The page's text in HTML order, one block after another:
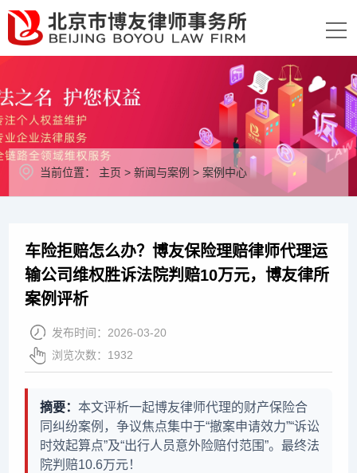
当前位置： 主页 >新闻与案例 >案例中心
车险拒赔怎么办？博友保险理赔律师代理运
输公司维权胜诉法院判赔10万元，博友律所
案例评析
发布时间：2026-03-20
浏览次数： 1932
摘要：本文评析一起博友律师代理的财产保险合
同纠纷案例，争议焦点集中于“撤案申请效力”“诉讼
时效起算点”及“出行人员意外险赔付范围”。最终法
院判赔10.6万元！